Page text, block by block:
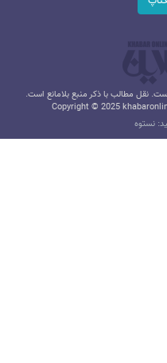
نقل مطالب با ذکر منبع بلامانع است.
Copyright © 2025
نستوه